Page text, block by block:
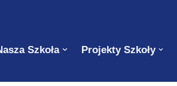
Szkoła Projekty Szkoły